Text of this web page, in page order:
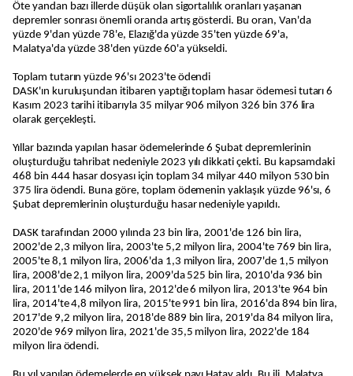
Öte yandan bazı illerde düşük olan sigortalılık oranları yaşanan
depremler sonrası önemli oranda artış gösterdi. Bu oran, Van'da
yüzde 9'dan yüzde 78'e, Elazığ'da yüzde 35'ten yüzde 69'a,
Malatya'da yüzde 38'den yüzde 60'a yükseldi.
Toplam tutarın yüzde 96'sı 2023'te ödendi
DASK'ın kuruluşundan itibaren yaptığı toplam hasar ödemesi tutarı 6
Kasım 2023 tarihi itibarıyla 35 milyar 906 milyon 326 bin 376 lira
olarak gerçekleşti.
Yıllar bazında yapılan hasar ödemelerinde 6 Şubat depremlerinin
oluşturduğu tahribat nedeniyle 2023 yılı dikkati çekti. Bu kapsamdaki
468 bin 444 hasar dosyası için toplam 34 milyar 440 milyon 530 bin
375 lira ödendi. Buna göre, toplam ödemenin yaklaşık yüzde 96'sı, 6
Şubat depremlerinin oluşturduğu hasar nedeniyle yapıldı.
DASK tarafından 2000 yılında 23 bin lira, 2001'de 126 bin lira,
2002'de 2,3 milyon lira, 2003'te 5,2 milyon lira, 2004'te 769 bin lira,
2005'te 8,1 milyon lira, 2006'da 1,3 milyon lira, 2007'de 1,5 milyon
lira, 2008'de 2,1 milyon lira, 2009'da 525 bin lira, 2010'da 936 bin
lira, 2011'de 146 milyon lira, 2012'de 6 milyon lira, 2013'te 964 bin
lira, 2014'te 4,8 milyon lira, 2015'te 991 bin lira, 2016'da 894 bin lira,
2017'de 9,2 milyon lira, 2018'de 889 bin lira, 2019'da 84 milyon lira,
2020'de 969 milyon lira, 2021'de 35,5 milyon lira, 2022'de 184
milyon lira ödendi.